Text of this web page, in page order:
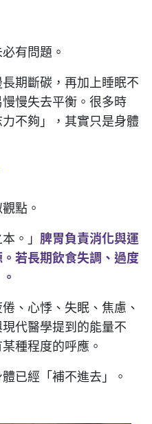
有問題。
期斷碳，再加上睡眠不
慢失去平衡。很多時
不夠」，其實只是身體
點。
。」 脾胃負責消化與運
若長期飲食失調、過度
、心悸、失眠、焦慮、
代醫學提到的能量不
種程度的呼應。
已經「補不進去」。